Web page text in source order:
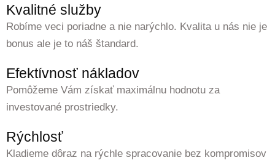
Kvalitné služby
Robíme veci poriadne a nie narýchlo. Kvalita u nás nie je
bonus ale je to náš štandard.
Efektívnosť nákladov
Pomôžeme Vám získať maximálnu hodnotu za
investované prostriedky.
Rýchlosť
Kladieme dôraz na rýchle spracovanie bez kompromisov